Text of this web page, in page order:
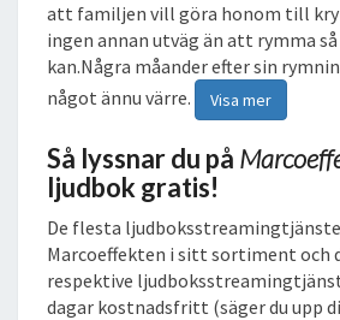
att familjen vill göra honom till
ingen annan utväg än att rymma
kan.Några måander efter sin
något ännu värre.
Visa mer
Så lyssnar du på
ljudbok gratis!
De flesta
Marcoeffekten i sitt sortiment och
respektive
dagar kostnadsfritt (säger du upp